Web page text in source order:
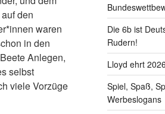
den
waren
in den
Anlegen,
selbst
viele Vorzüge
Die 6b ist
Rudern!
Lloyd ehrt 2026
Spiel, Spaß,
Werbeslogans